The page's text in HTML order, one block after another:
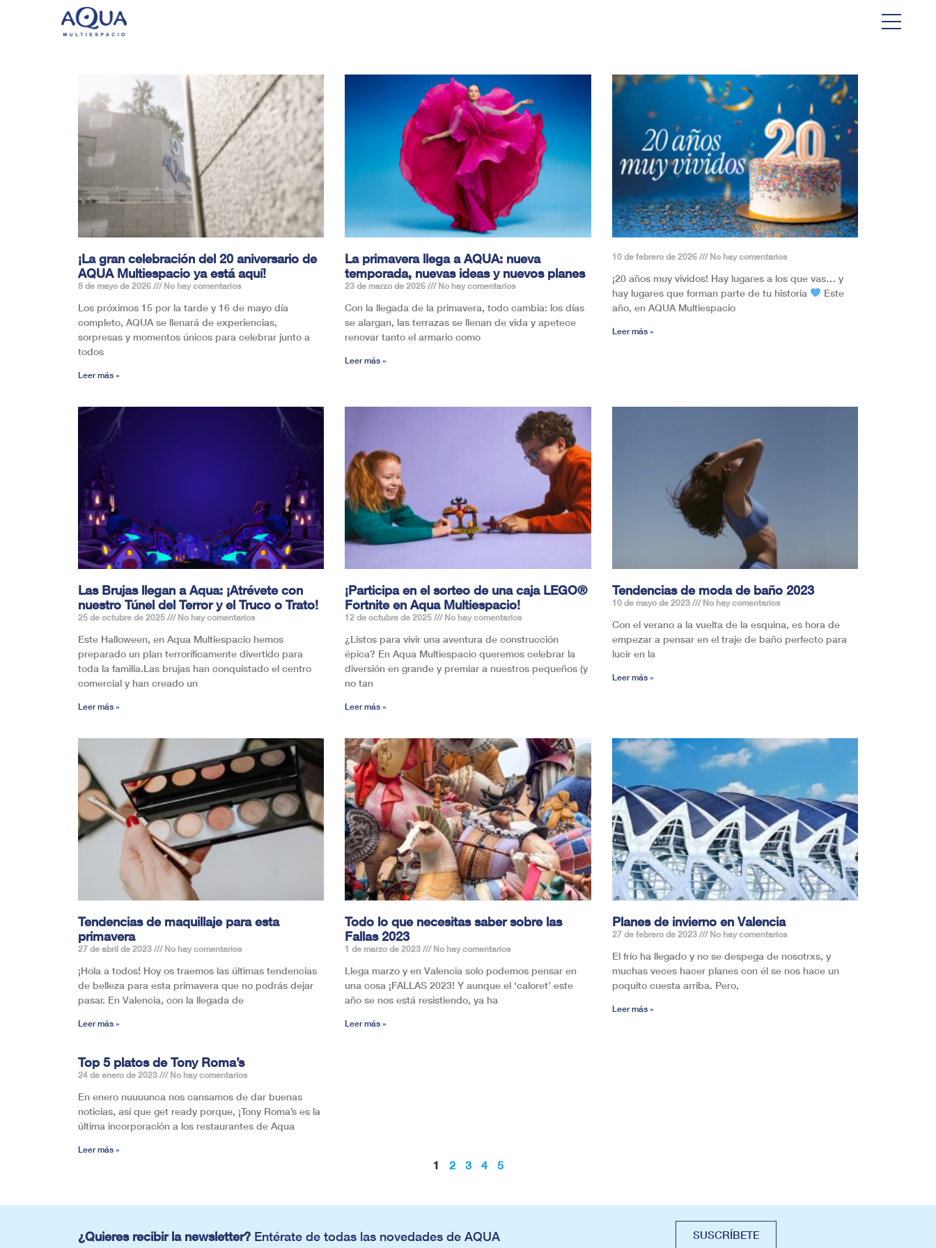
¡La gran celebración del 20 aniversario de
AQUA Multiespacio ya está aquí!
8 de mayo de 2026 No hay comentarios
Los próximos 15 por la tarde y 16 de mayo día
completo, AQUA se llenará de experiencias,
sorpresas y momentos únicos para celebrar junto a
todos
Leer más »
La primavera llega a AQUA: nueva
temporada, nuevas ideas y nuevos planes
23 de marzo de 2026 No hay comentarios
Con la llegada de la primavera, todo cambia: los días
se alargan, las terrazas se llenan de vida y apetece
renovar tanto el armario como
Leer más »
10 de febrero de 2026 No hay comentarios
¡20 años muy vividos! Hay lugares a los que vas… y
hay lugares que forman parte de tu historia
Este
año, en AQUA Multiespacio
Leer más »
Las Brujas llegan a Aqua: ¡Atrévete con
nuestro Túnel del Terror y el Truco o Trato!
25 de octubre de 2025 No hay comentarios
Este Halloween, en Aqua Multiespacio hemos
preparado un plan terroríficamente divertido para
toda la familia.Las brujas han conquistado el centro
comercial y han creado un
Leer más »
¡Participa en el sorteo de una caja LEGO®
Fortnite en Aqua Multiespacio!
12 de octubre de 2025 No hay comentarios
¿Listos para vivir una aventura de construcción
épica? En Aqua Multiespacio queremos celebrar la
diversión en grande y premiar a nuestros pequeños (y
no tan
Leer más »
Tendencias de moda de baño 2023
10 de mayo de 2023 No hay comentarios
Con el verano a la vuelta de la esquina, es hora de
empezar a pensar en el traje de baño perfecto para
lucir en la
Leer más »
Tendencias de maquillaje para esta
primavera
27 de abril de 2023 No hay comentarios
¡Hola a todos! Hoy os traemos las últimas tendencias
de belleza para esta primavera que no podrás dejar
pasar. En Valencia, con la llegada de
Leer más »
Todo lo que necesitas saber sobre las
Fallas 2023
1 de marzo de 2023 No hay comentarios
Llega marzo y en Valencia solo podemos pensar en
una cosa ¡FALLAS 2023! Y aunque el ‘caloret’ este
año se nos está resistiendo, ya ha
Leer más »
Planes de invierno en Valencia
27 de febrero de 2023 No hay comentarios
El frío ha llegado y no se despega de nosotrxs, y
muchas veces hacer planes con él se nos hace un
poquito cuesta arriba. Pero,
Leer más »
Top 5 platos de Tony Roma’s
24 de enero de 2023 No hay comentarios
En enero nuuuunca nos cansamos de dar buenas
noticias, así que get ready porque, ¡Tony Roma’s es la
última incorporación a los restaurantes de Aqua
Leer más »
1 2 3 4 5
¿Quieres recibir la newsletter? Entérate de todas las novedades de AQUA SUSCRÍBETE